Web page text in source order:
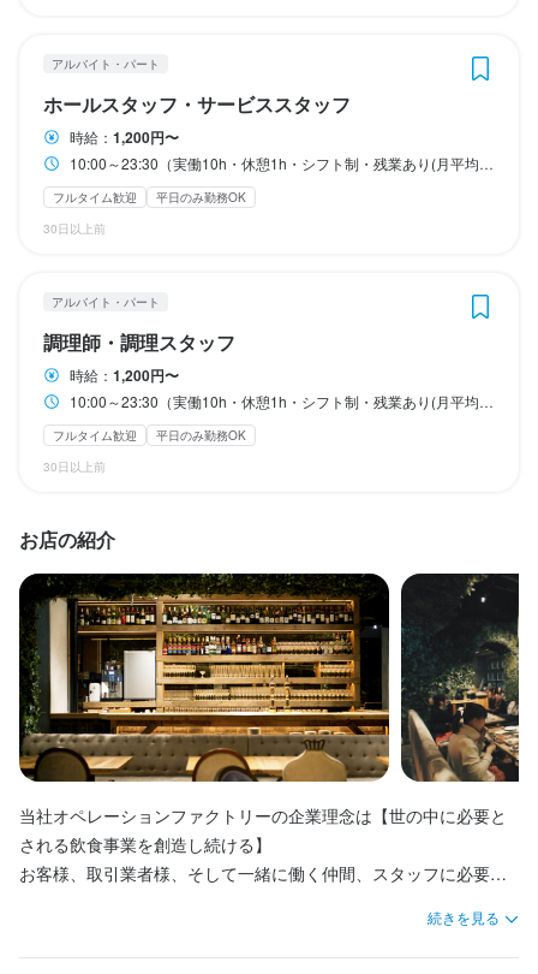
アルバイト・パート
ホールスタッフ・サービススタッフ
時給： 1,200円〜
10:00～23:30（実働10h・休憩1h・シフト制・残業あり(月平均20時間)） ☆上記時間内でシフト制 ☆シフトの半分は早番と遅番となります。 ・11:00〜22:00 ・10:00〜16:00 ・17:00〜23:00 ※通しシフト、ランチシフト、ディナーシフトを織り交ぜシフト作成 ✅1日の残業を1時間以内に抑えることを目標としています。
フルタイム歓迎
平日のみ勤務OK
30日以上前
アルバイト・パート
調理師・調理スタッフ
時給： 1,200円〜
10:00～23:30（実働10h・休憩1h・シフト制・残業あり(月平均20時間)） ☆上記時間内でシフト制 ☆シフトの半分は早番と遅番となります。 ・11:00〜22:00 ・10:00〜16:00 ・17:00〜23:00 ※通しシフト、ランチシフト、ディナーシフトを織り交ぜシフト作成 ✅1日の残業を1時間以内に抑えることを目標としています。
フルタイム歓迎
平日のみ勤務OK
30日以上前
お店の紹介
当社オペレーションファクトリーの企業理念は【世の中に必要と
される飲食事業を創造し続ける】
お客様、取引業者様、そして一緒に働く仲間、スタッフに必要と
オペレーションファクトリーは、「斬新でオシャレな空間」で
続きを見る
＜✨仲間やご家族に感謝し幸せを分かち合う！✨＞
・お子様の出産お祝い(カタログギフトをプレゼント)
・永年勤続手当(5年1万/10年5万/15年10万/20年15万)
＜✨資格に対する様々な手当✨＞
・資格取得援助(ソムリエや利き酒師をはじめ20種類以上の資格取
得手当)
・研修講師手当　研修を担当したスタッフへ1万円
・従業員紹介手当
まかない・食事補助あり
生産者への訪問研修あり
社内イベントあり(旅行、BBQ等)
資格取得支援あり
ピアスOK
Uターン・Iターン歓迎
フリーター歓迎 女性活躍中
ブランクOK
オープニングスタッフ募集
駅チカ(徒歩5分以内)
スタッフの平均年齢20代
採用予定10名以上
仕事内容
【具体的な仕事内容】
接客業務を中心にお任せいたします。
ゆくゆくはスタッフのマネジメント業務をお任せいたします。
・お客様ご来店時のご案内
・オーダーテイク
・店内備品、酒類の在庫管理
＜✨仲間やご家族に感謝し幸せを分かち合う！✨＞
・お子様の出産お祝い(カタログギフトをプレゼント)
・永年勤続手当(5年1万/10年5万/15年10万/20年15万)
＜✨資格に対する様々な手当✨＞
・資格取得援助(ソムリエや利き酒師をはじめ20種類以上の資格取
得手当)
・研修講師手当　研修を担当したスタッフへ1万円
・従業員紹介手当
まかない・食事補助あり
生産者への訪問研修あり
社内イベントあり(旅行、BBQ等)
資格取得支援あり
ピアスOK
Uターン・Iターン歓迎
フリーター歓迎 女性活躍中
ブランクOK
オープニングスタッフ募集
駅チカ(徒歩5分以内)
スタッフの平均年齢20代
採用予定10名以上
仕事内容
【具体的な仕事内容】
接客業務を中心にお任せいたします。
ゆくゆくはスタッフのマネジメント業務をお任せいたします。
・お客様ご来店時のご案内
・オーダーテイク
・店内備品、酒類の在庫管理
＜✨仲間やご家族に感謝し幸せを分かち合う！✨＞
・お子様の出産お祝い(カタログギフトをプレゼント)
・永年勤続手当(5年1万/10年5万/15年10万/20年15万)
＜✨資格に対する様々な手当✨＞
・資格取得援助(ソムリエや利き酒師をはじめ20種類以上の資格取
得手当)
・研修講師手当　研修を担当したスタッフへ1万円
・従業員紹介手当
まかない・食事補助あり
生産者への訪問研修あり
社内イベントあり(旅行、BBQ等)
資格取得支援あり
ピアスOK
Uターン・Iターン歓迎
フリーター歓迎 女性活躍中
ブランクOK
オープニングスタッフ募集
駅チカ(徒歩5分以内)
スタッフの平均年齢20代
採用予定10名以上
仕事内容
具体的な仕事内容】
調理業務を中心にお任せいたします。
ゆくゆくはスタッフのマネジメント業務をお任せいたします。
初めは調理補助から、徐々にステップアップし、イタリアン業態
を幅広く学びながらスキルの幅を広げていきましょう☆慣れてき
ただきたいので、挑戦したい！という気持ちのある方大歓迎！！
はじめての職場は不安が大きいと思いますが、経験とスキルに応
＜✨仲間やご家族に感謝し幸せを分かち合う！✨＞
・お子様の出産お祝い(カタログギフトをプレゼント)
・永年勤続手当(5年1万/10年5万/15年10万/20年15万)
＜✨資格に対する様々な手当✨＞
・資格取得援助(ソムリエや利き酒師をはじめ20種類以上の資格取
得手当)
・研修講師手当　研修を担当したスタッフへ1万円
・従業員紹介手当
まかない・食事補助あり
生産者への訪問研修あり
社内イベントあり(旅行、BBQ等)
資格取得支援あり
ピアスOK
Uターン・Iターン歓迎
フリーター歓迎 女性活躍中
ブランクOK
オープニングスタッフ募集
駅チカ(徒歩5分以内)
スタッフの平均年齢20代
採用予定10名以上
仕事内容
具体的な仕事内容】
調理業務を中心にお任せいたします。
ゆくゆくはスタッフのマネジメント業務をお任せいたします。
初めは調理補助から、徐々にステップアップし、イタリアン業態
を幅広く学びながらスキルの幅を広げていきましょう☆慣れてき
ただきたいので、挑戦したい！という気持ちのある方大歓迎！！
はじめての職場は不安が大きいと思いますが、経験とスキルに応
・永年勤続手当(5年1万/10年5万/15年10万/20年15万)
＜✨資格に対する様々な手当✨＞
・資格取得援助(ソムリエや利き酒師をはじめ20種類以上の資格取
得手当)
・ソムリエ資格手当　資格保有者に毎月1.5万
・利き酒師資格手当　資格保有者に毎月1万
・研修講師手当　研修を担当したスタッフへ1万円
まかない・食事補助あり
髪型自由
服装自由
ひげOK ピアスOK
仕事内容
【具体的な仕事内容】
・お客様ご来店時のご案内
・オーダーテイク
・ドリンク類の作成
・料理やドリンクの配膳
・店内備品、酒類の在庫管理
・スタッフの教育、マネジメント業務　など
はじめての職場は不安が大きいと思いますが、経験とスキルに応
じて丁寧に教えていきます。
⏩オープニング続々あり！
全国100店舗展開に向けて成長を続ける当社。
今後は主力業態をキープしながら、マーケットに合わせて次世代
・永年勤続手当(5年1万/10年5万/15年10万/20年15万)
＜✨資格に対する様々な手当✨＞
・資格取得援助(ソムリエや利き酒師をはじめ20種類以上の資格取
得手当)
・ソムリエ資格手当　資格保有者に毎月1.5万
・利き酒師資格手当　資格保有者に毎月1万
・研修講師手当　研修を担当したスタッフへ1万円
まかない・食事補助あり
髪型自由
服装自由
ひげOK ピアスOK
仕事内容
具体的な仕事内容】
初めは調理補助から、徐々にステップアップし、イタリアン業態
を幅広く学びながらスキルの幅を広げていきましょう☆慣れてき
たらメニュー開発や在庫管理などの新しい業務にも取り組んでい
ただきたいので、挑戦したい！という気持ちのある方大歓迎！！
はじめての職場は不安が大きいと思いますが、経験とスキルに応
じて丁寧に教えていきます。
⏩オープニング続々あり！
全国100店舗展開に向けて成長を続ける当社。
たくさんのポジションが続々と生まれ、キャリアアップの機会が
大変豊富です。